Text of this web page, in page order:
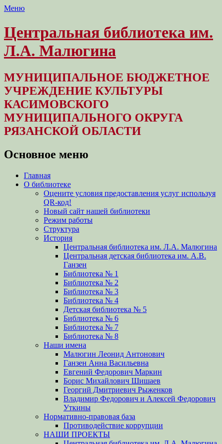
Меню
Центральная библиотека им.
Л.А. Малюгина
МУНИЦИПАЛЬНОЕ БЮДЖЕТНОЕ
УЧРЕЖДЕНИЕ КУЛЬТУРЫ
КАСИМОВСКОГО
МУНИЦИПАЛЬНОГО ОКРУГА
РЯЗАНСКОЙ ОБЛАСТИ
Основное меню
Перейти
содержимому
Главная
О библиотеке
Оцените условия предоставления услуг используя
QR-код!
Новый сайт нашей библиотеки
Режим работы
Структура
История
Центральная библиотека им. Л.А. Малюгина
Центральная детская библиотека им. А.В.
Ганзен
Библиотека № 1
Библиотека № 2
Библиотека № 3
Библиотека № 4
Детская библиотека № 5
Библиотека № 6
Библиотека № 7
Библиотека № 8
Наши имена
Малюгин Леонид Антонович
Ганзен Анна Васильевна
Евгений Федорович Маркин
Борис Михайлович Шишаев
Георгий Дмитриевич Рыженков
Владимир Федорович и Алексей Федорович
Уткины
Нормативно-правовая база
Противодействие коррупции
НАШИ ПРОЕКТЫ